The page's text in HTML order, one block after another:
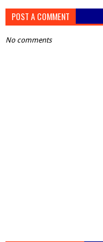
POST A COMMENT
No comments